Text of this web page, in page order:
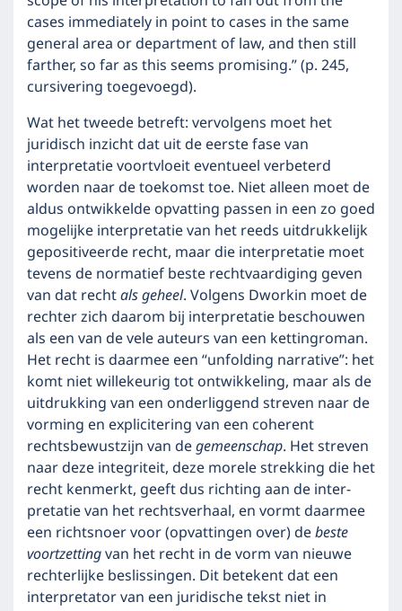
cases immediately in point to cases in the same
general area or department of law, and then still
far­ther, so far as this seems promising.” (p. 245,
cursivering toegevoegd).
Wat het tweede betreft: vervolgens moet het
juridisch inzicht dat uit de eerste fase van
interpretatie voortvloeit eventueel verbeterd
worden naar de toekomst toe. Niet alleen moet de
aldus ontwikkelde opvatting passen in een zo goed
mogelijke interpretatie van het reeds uitdrukkelijk
gepositiveerde recht, maar die interpretatie moet
tevens de normatief beste rechtvaardiging geven
van dat rechtals geheel. Vol­gens Dworkin moet de
rech­ter zich daarom bij interpretatie be­schou­wen
als een van de vele auteurs van een ketting­roman.
Het recht is daarmee een “unfolding narrative”: het
komt niet wil­le­keu­rig tot ontwikkeling, maar als de
uit­druk­king van een onder­liggend streven naar de
vorming en explici­tering van een coherent
rechtsbe­wustzijn van degemeen­schap. Het streven
naar deze integri­teit, deze morele strek­king die het
recht ken­merkt, geeft dus richting aan de inter­
preta­tie van het rechts­verhaal, en vormt daarmee
een richt­snoer voor (opvattingen over) debeste
voort­zettingvan het recht in de vorm van nieuwe
rechter­lijke be­slis­sin­gen. Dit betekent dat een
interpretator van een juridische tekst niet in